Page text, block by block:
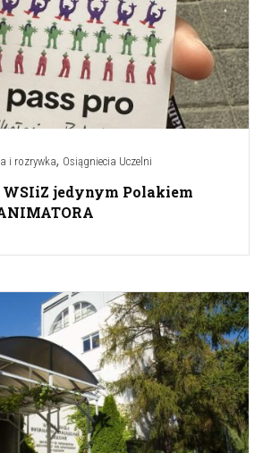
i rozrywka, Osiągniecia Uczelni
jedynym Polakiem